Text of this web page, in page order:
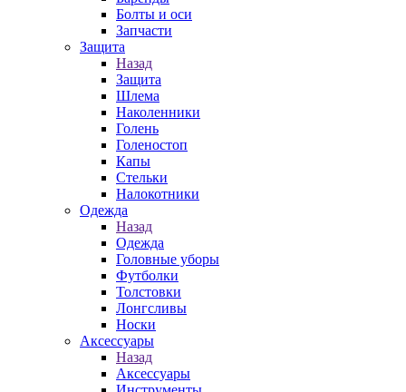
Болты и оси
Запчасти
Защита
Назад
Защита
Шлема
Наколенники
Голень
Голеностоп
Капы
Стельки
Налокотники
Одежда
Назад
Одежда
Головные уборы
Футболки
Толстовки
Лонгсливы
Носки
Аксессуары
Назад
Аксессуары